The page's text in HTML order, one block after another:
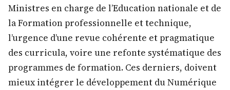
Ministres en charge de l’Education nationale et de
la Formation professionnelle et technique,
l’urgence d’une revue cohérente et pragmatique
des curricula, voire une refonte systématique des
programmes de formation. Ces derniers, doivent
mieux intégrer le développement du Numérique